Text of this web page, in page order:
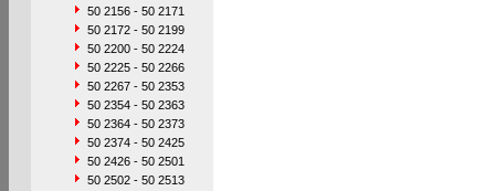
50 2156 - 50 2171
50 2172 - 50 2199
50 2200 - 50 2224
50 2225 - 50 2266
50 2267 - 50 2353
50 2354 - 50 2363
50 2364 - 50 2373
50 2374 - 50 2425
50 2426 - 50 2501
50 2502 - 50 2513